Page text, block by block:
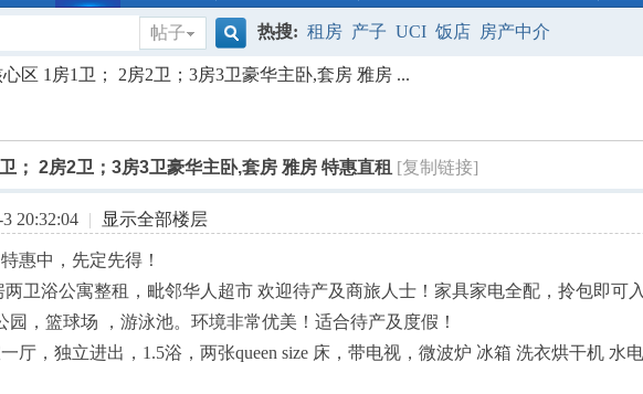
帖子
搜
索
热搜: 租房 产子 UCI 饭店 房产中介
区 1房1卫； 2房2卫；3房3卫豪华主卧,套房 雅房 ...
； 2房2卫；3房3卫豪华主卧,套房 雅房 特惠直租 [复制链接]
20:32:04 | 显示全部楼层
惠中，先定先得！
两卫浴公寓整租，毗邻华人超市 欢迎待产及商旅人士！家具家电全配，拎包即可
园，篮球场 ，游泳池。环境非常优美！适合待产及度假！
厅，独立进出，1.5浴，两张queen size 床，带电视，微波炉 冰箱 洗衣烘干机 水